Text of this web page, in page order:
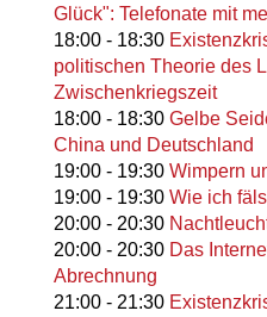
Glück": Telefonate mit
18:00- 18:30
politischen Theorie des
Zwischenkriegszeit
18:00- 18:30 Gelbe
China und Deutschland
19:00- 19:30 Wimpern
19:00- 19:30 Wie ich
20:00- 20:30
20:00- 20:30 Das
Abrechnung
21:00- 21:30